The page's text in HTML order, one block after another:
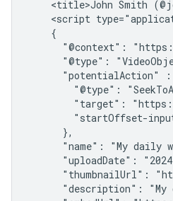
<title>John Smith
<script
    {
"@context":
"@type":
"potentialAction"
"@type":
"target":
"startOffset-
      },
"name": "My daily
"uploadDate":
"thumbnailUrl":
"description": "My